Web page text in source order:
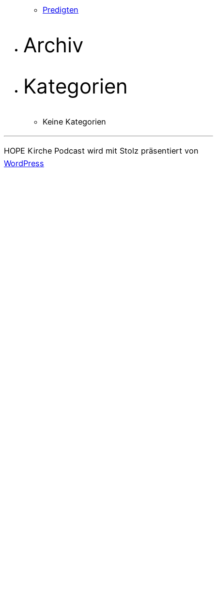
Predigten
Archiv
Kategorien
Keine Kategorien
HOPE Kirche Podcast wird mit Stolz präsentiert von
WordPress